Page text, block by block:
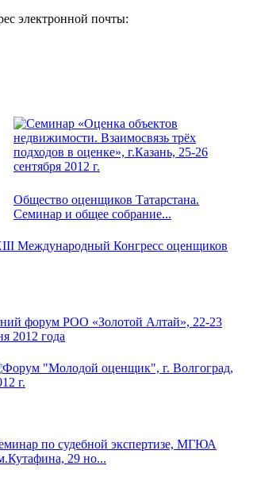
электронной почты:
Общество оценщиков Татарстана.
Семинар и общее собрание...
форум РОО «Золотой Алтай», 22-23
2012 года
по судебной экспертизе, МГЮА
29 но...